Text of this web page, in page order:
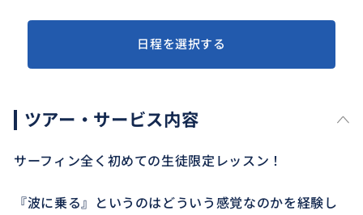
日程を選択する
ツアー・サービス内容
サーフィン全く初めての生徒限定レッスン！
『波に乗る』というのはどういう感覚なのかを経験し